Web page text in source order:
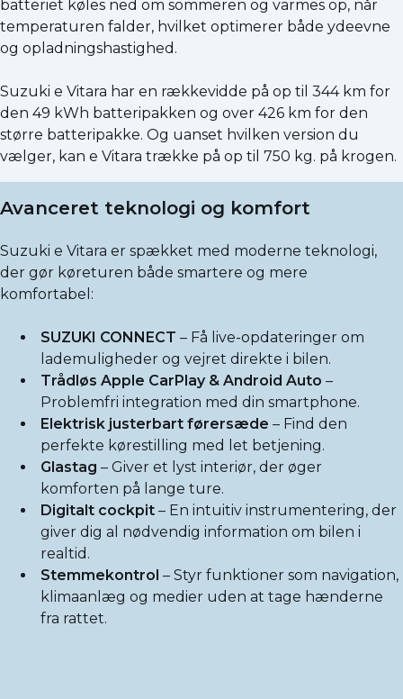
batteriet køles ned om sommeren og varmes op, når
temperaturen falder, hvilket optimerer både ydeevne
og opladningshastighed.
Suzuki e Vitara har en rækkevidde på op til 344 km for
den 49 kWh batteripakken og over 426 km for den
større batteripakke. Og uanset hvilken version du
vælger, kan e Vitara trække på op til 750 kg. på krogen.
Avanceret teknologi og komfort
Suzuki e Vitara er spækket med moderne teknologi,
der gør køreturen både smartere og mere
komfortabel:
SUZUKI CONNECT – Få live-opdateringer om
lademuligheder og vejret direkte i bilen.
Trådløs Apple CarPlay & Android Auto –
Problemfri integration med din smartphone.
Elektrisk justerbart førersæde – Find den
perfekte kørestilling med let betjening.
Glastag – Giver et lyst interiør, der øger
komforten på lange ture.
Digitalt cockpit – En intuitiv instrumentering, der
giver dig al nødvendig information om bilen i
realtid.
Stemmekontrol – Styr funktioner som navigation,
klimaanlæg og medier uden at tage hænderne
fra rattet.